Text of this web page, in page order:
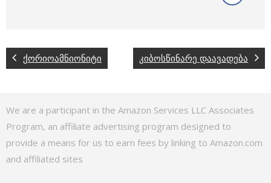
ქორიოამნიონიტი კიბოსწინარე დაავადება
We are a participant in the Amazon Services LLC Associates
Program, an affiliate advertising program designed to
provide a means for us to earn fees by linking to Amazon.com
and affiliated sites